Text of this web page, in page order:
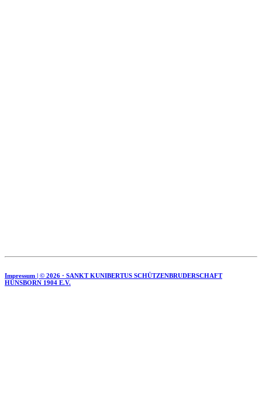
Impressum | © 2026 · SANKT KUNIBERTUS SCHÜTZENBRUDERSCHAFT
HÜNSBORN 1904 E.V.